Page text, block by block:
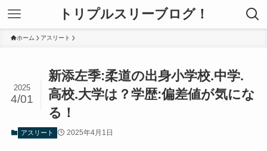
トリプルスリーブログ！
ホーム アスリート
新添左季:柔道の出身小学校.中学.
高校.大学は？学歴:偏差値が気にな
る！
2025
4/01
アスリート 2025年4月1日